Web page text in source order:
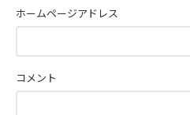
コメント
ホームページアドレス